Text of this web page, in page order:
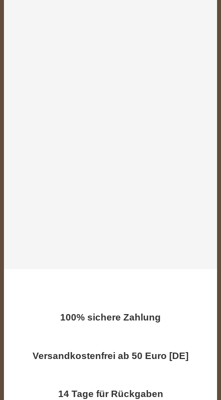
100% sichere Zahlung
Versandkostenfrei ab 50 Euro [DE]
14 Tage für Rückgaben